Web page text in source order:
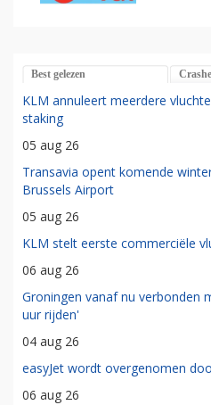
Best gelezen
KLM annuleert meerdere
staking
05 aug 26
Transavia opent komende
Brussels Airport
05 aug 26
KLM stelt eerste commerciële
06 aug 26
Groningen vanaf nu verbonden
uur rijden'
04 aug 26
easyJet wordt overgenomen
06 aug 26